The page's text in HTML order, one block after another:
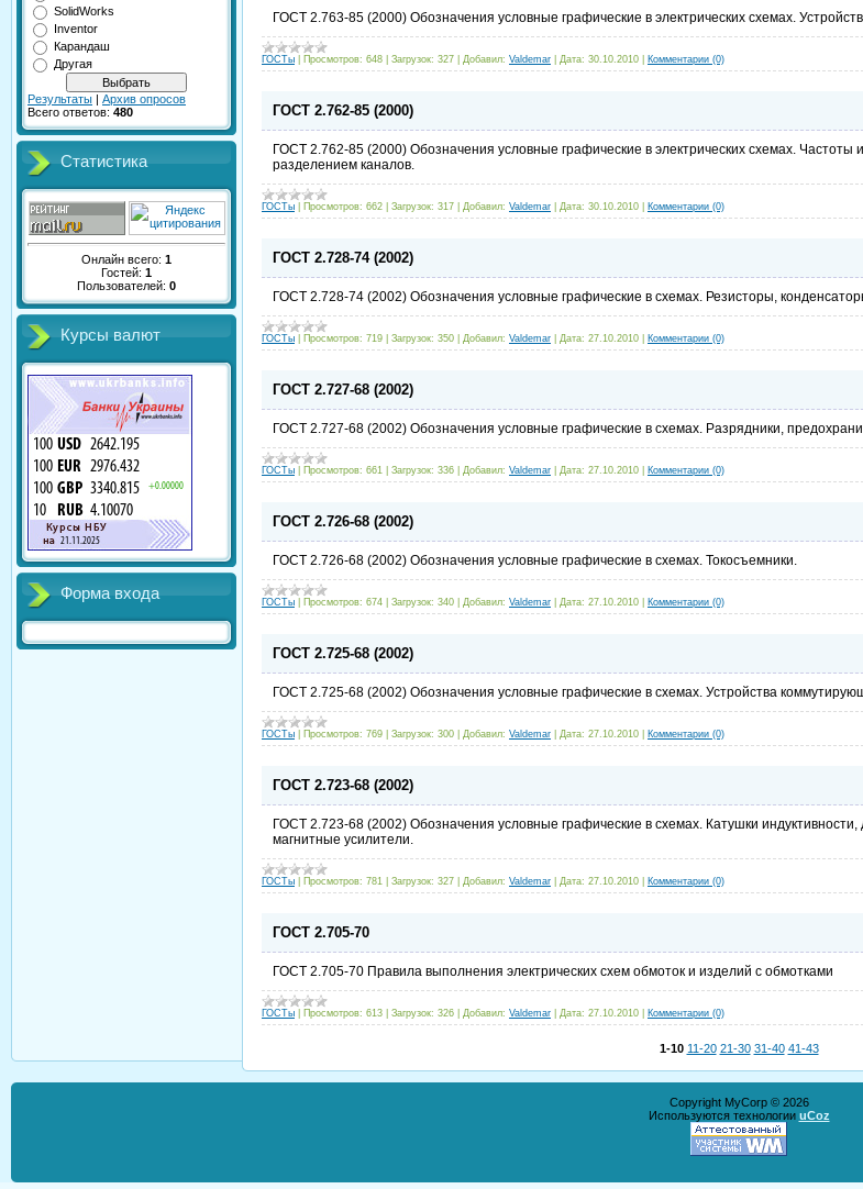
SolidWorks
Inventor
Карандаш
Другая
Результаты | Архив опросов
Всего ответов: 480
Статистика
Онлайн всего: 1
Гостей: 1
Пользователей: 0
Курсы валют
Форма входа
ГОСТ 2.763-85 (2000) Обозначения условные графические в электрических схемах.
ГОСТы Просмотров: 648 Загрузок: 327 Добавил: Valdemar Дата: 30.10.2010 Комментарии (0)
ГОСТ 2.762-85 (2000)
ГОСТ 2.762-85 (2000) Обозначения условные графические в электрических схемах.
разделением каналов.
ГОСТы Просмотров: 662 Загрузок: 317 Добавил: Valdemar Дата: 30.10.2010 Комментарии (0)
ГОСТ 2.728-74 (2002)
ГОСТ 2.728-74 (2002) Обозначения условные графические в схемах. Резисторы,
ГОСТы Просмотров: 719 Загрузок: 350 Добавил: Valdemar Дата: 27.10.2010 Комментарии (0)
ГОСТ 2.727-68 (2002)
ГОСТ 2.727-68 (2002) Обозначения условные графические в схемах. Разрядники,
ГОСТы Просмотров: 661 Загрузок: 336 Добавил: Valdemar Дата: 27.10.2010 Комментарии (0)
ГОСТ 2.726-68 (2002)
ГОСТ 2.726-68 (2002) Обозначения условные графические в схемах. Токосъемники.
ГОСТы Просмотров: 674 Загрузок: 340 Добавил: Valdemar Дата: 27.10.2010 Комментарии (0)
ГОСТ 2.725-68 (2002)
ГОСТ 2.725-68 (2002) Обозначения условные графические в схемах. Устройства
ГОСТы Просмотров: 769 Загрузок: 300 Добавил: Valdemar Дата: 27.10.2010 Комментарии (0)
ГОСТ 2.723-68 (2002)
ГОСТ 2.723-68 (2002) Обозначения условные графические в схемах. Катушки
магнитные усилители.
ГОСТы Просмотров: 781 Загрузок: 327 Добавил: Valdemar Дата: 27.10.2010 Комментарии (0)
ГОСТ 2.705-70
ГОСТ 2.705-70 Правила выполнения электрических схем обмоток и изделий с обмотками
ГОСТы Просмотров: 613 Загрузок: 326 Добавил: Valdemar Дата: 27.10.2010 Комментарии (0)
1-10 11-20 21-30 31-40 41-43
Copyright MyCorp © 2026
Используются технологии uCoz